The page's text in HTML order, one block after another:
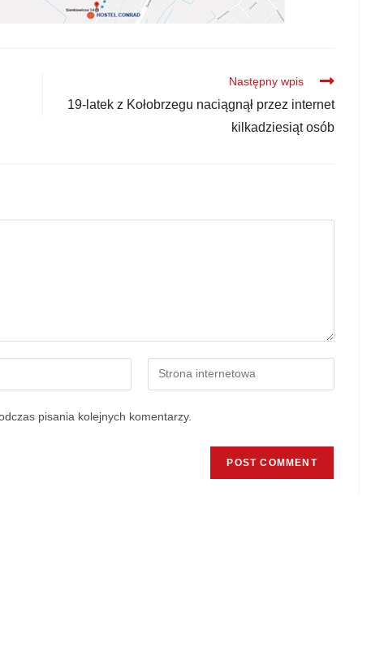
Następny wpis
19-latek z Kołobrzegu naciągnął przez internet
kilkadziesiąt osób
pisania kolejnych komentarzy.